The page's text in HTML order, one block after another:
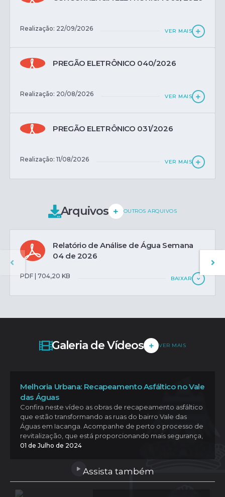
Realização: 22/09/2026 VER MAIS
PREGÃO ELETRÔNICO 040/2026
Realização: 20/08/2026 VER MAIS
PREGÃO ELETRÔNICO 031/2026
Realização: 11/08/2026 VER MAIS
Arquivos OUTROS ARQUIVOS
Relatório de Análise de Água Semana
04 de 2026
PDF | 704,20 KB BAIXAR
Galeria de Vídeos VER MAIS
Melhoria Urbana: Recapeamento Asfáltico no Vale
das Águas
Confira neste vídeo as obras de recapeamento asfáltico
que estão transformando as ruas do bairro Vale das
Águas em Iacanga. Acompanhe de perto o processo de
revitalização, que está proporcionando mais segurança,
conforto e qualidade de vida para os moradores. Veja
impulsionando o...
01 de Julho de 2024
Assista também